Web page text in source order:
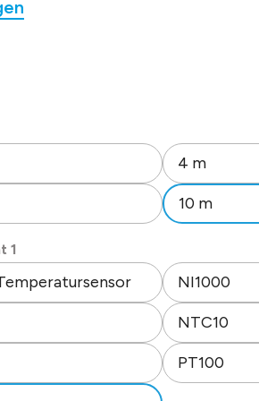
dia. 5 mm x ca. 10 m
20903
4 m
10 m
1
NI1000
NTC10
PT100